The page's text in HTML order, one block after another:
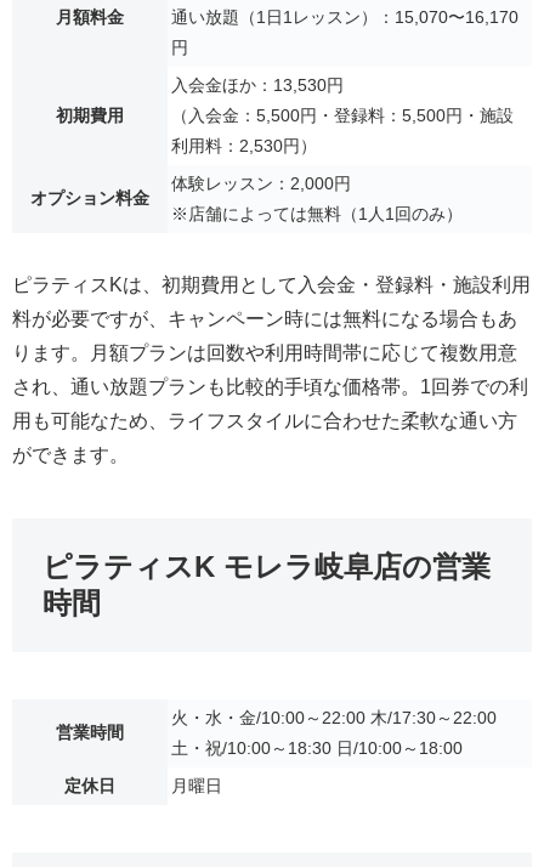
月額料金
通い放題（1日1レッスン）：15,070〜16,170
円
初期費用
入会金ほか：13,530円
（入会金：5,500円・登録料：5,500円・施設
利用料：2,530円）
オプション料金
体験レッスン：2,000円
※店舗によっては無料（1人1回のみ）
ピラティスKは、初期費用として入会金・登録料・施設利用
料が必要ですが、キャンペーン時には無料になる場合もあ
ります。月額プランは回数や利用時間帯に応じて複数用意
され、通い放題プランも比較的手頃な価格帯。1回券での利
用も可能なため、ライフスタイルに合わせた柔軟な通い方
ができます。
ピラティスK モレラ岐阜店の営業
時間
営業時間
火・水・金/10:00～22:00 木/17:30～22:00
土・祝/10:00～18:30 日/10:00～18:00
定休日
月曜日